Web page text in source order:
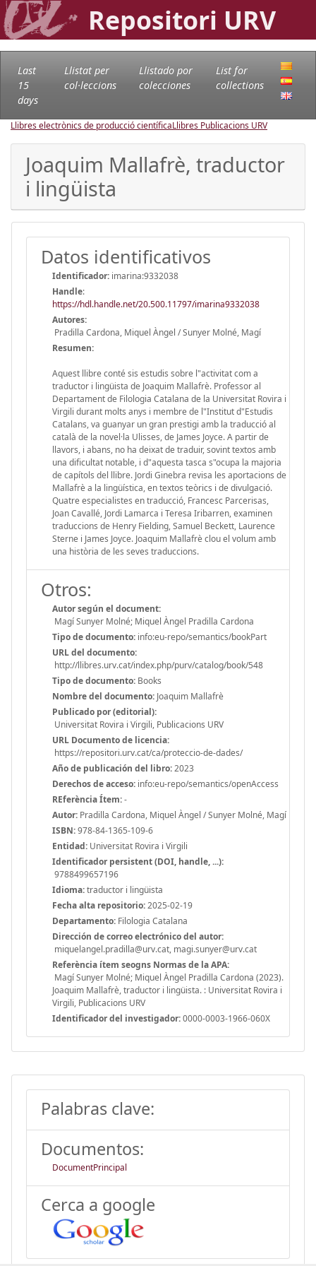
Repositori URV
Last
15
days
Llistat per
col·leccions
Llistado por
colecciones
List for
collections
Llibres electrònics de producció científicaLlibres Publicacions URV
Joaquim Mallafrè, traductor
i lingüista
Datos identificativos
Identificador: imarina:9332038
Handle:
https://hdl.handle.net/20.500.11797/imarina9332038
Autores:
Pradilla Cardona, Miquel Àngel / Sunyer Molné, Magí
Resumen:
Aquest llibre conté sis estudis sobre l"activitat com a
traductor i lingüista de Joaquim Mallafrè. Professor al
Departament de Filologia Catalana de la Universitat Rovira i
Virgili durant molts anys i membre de l"Institut d"Estudis
Catalans, va guanyar un gran prestigi amb la traducció al
català de la novel·la Ulisses, de James Joyce. A partir de
llavors, i abans, no ha deixat de traduir, sovint textos amb
una dificultat notable, i d"aquesta tasca s"ocupa la majoria
de capítols del llibre. Jordi Ginebra revisa les aportacions de
Mallafrè a la lingüística, en textos teòrics i de divulgació.
Quatre especialistes en traducció, Francesc Parcerisas,
Joan Cavallé, Jordi Lamarca i Teresa Iribarren, examinen
traduccions de Henry Fielding, Samuel Beckett, Laurence
Sterne i James Joyce. Joaquim Mallafrè clou el volum amb
una història de les seves traduccions.
Otros:
Autor según el document:
Magí Sunyer Molné; Miquel Àngel Pradilla Cardona
Tipo de documento: info:eu-repo/semantics/bookPart
URL del documento:
http://llibres.urv.cat/index.php/purv/catalog/book/548
Tipo de documento: Books
Nombre del documento: Joaquim Mallafrè
Publicado por (editorial):
Universitat Rovira i Virgili, Publicacions URV
URL Documento de licencia:
https://repositori.urv.cat/ca/proteccio-de-dades/
Año de publicación del libro:2023
Derechos de acceso: info:eu-repo/semantics/openAccess
REferència Ítem:-
Autor: Pradilla Cardona, Miquel Àngel / Sunyer Molné, Magí
ISBN:978-84-1365-109-6
Entidad: Universitat Rovira i Virgili
Identificador persistent (DOI, handle, ...):
9788499657196
Idioma:traductor i lingüista
Fecha alta repositorio:2025-02-19
Departamento: Filologia Catalana
Dirección de correo electrónico del autor:
miquelangel.pradilla@urv.cat, magi.sunyer@urv.cat
Referència ítem seogns Normas de la APA:
Magí Sunyer Molné; Miquel Àngel Pradilla Cardona (2023).
Joaquim Mallafrè, traductor i lingüista. : Universitat Rovira i
Virgili, Publicacions URV
Identificador del investigador:0000-0003-1966-060X
Palabras clave:
Documentos:
DocumentPrincipal
Cerca a google